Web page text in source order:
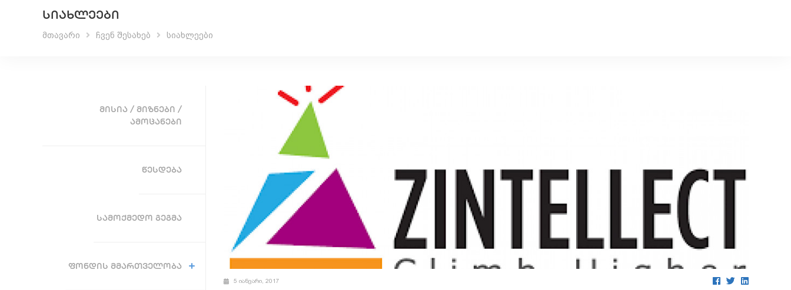
ᲡᲘᲐᲮᲚᲔᲔᲑᲘ
მთავარი ჩვენ შესახებ სიახლეები
ᲛᲘᲡᲘᲐ / ᲛᲘᲖᲜᲔᲑᲘ /
ᲐᲛᲝᲪᲐᲜᲔᲑᲘ
ᲬᲔᲡᲓᲔᲑᲐ
ᲡᲐᲛᲝᲥᲛᲔᲓᲝ ᲒᲔᲒᲛᲐ
ᲤᲝᲜᲓᲘᲡ ᲛᲛᲐᲠᲗᲕᲔᲚᲝᲑᲐ
5 იანვარი, 2017